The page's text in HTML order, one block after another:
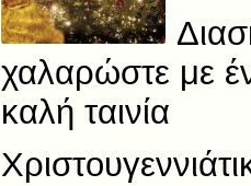
χαλαρώστε με
καλή ταινία